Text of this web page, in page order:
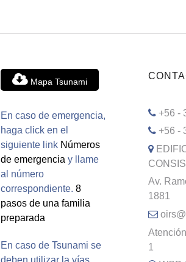
Mapa Tsunami
En caso de emergencia,
haga click en el
siguiente link Números
de emergencia y llame
al número
correspondiente. 8
pasos de una familia
preparada
En caso de Tsunami se
deben utilizar la vías
+56 -
+56 -
Av.
1881
1